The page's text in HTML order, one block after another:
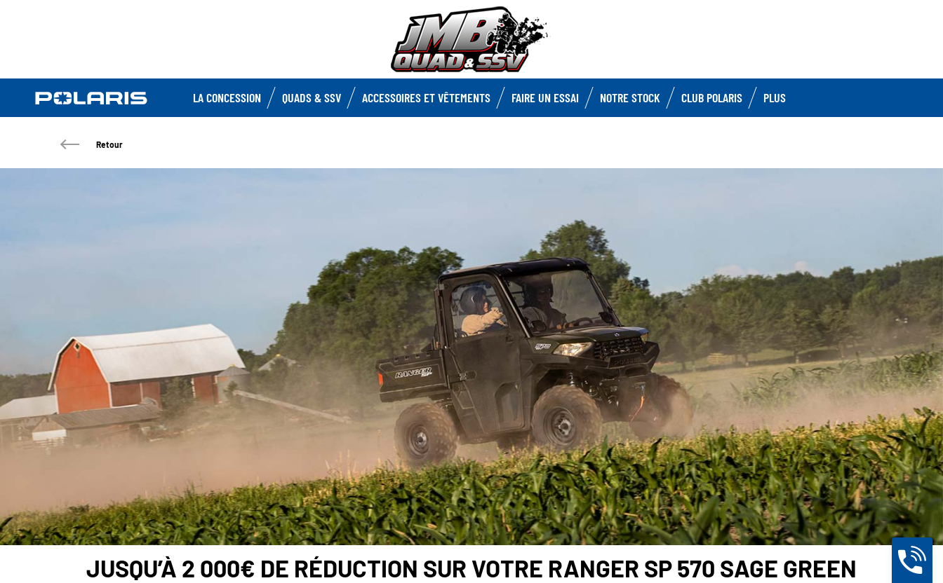
LA CONCESSION QUADS & SSV ACCESSOIRES ET VÊTEMENTS FAIRE UN ESSAI NOTRE STOCK CLUB POLARIS PLUS
Retour
JUSQU’À 2 000€ DE RÉDUCTION SUR VOTRE RANGER SP 570 SAGE GREEN